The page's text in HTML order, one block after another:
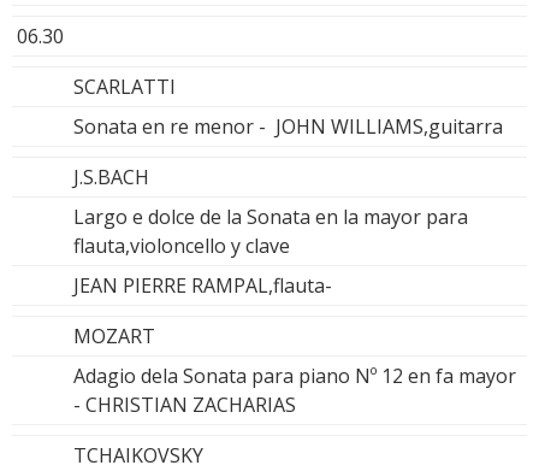
06.30
SCARLATTI
Sonata en re menor - JOHN WILLIAMS,guitarra
J.S.BACH
Largo e dolce de la Sonata en la mayor para
flauta,violoncello y clave
JEAN PIERRE RAMPAL,flauta-
MOZART
Adagio dela Sonata para piano Nº 12 en fa mayor
- CHRISTIAN ZACHARIAS
TCHAIKOVSKY